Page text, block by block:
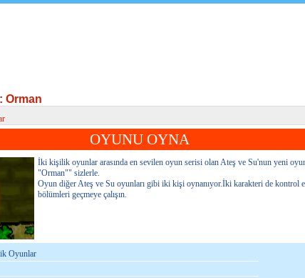
Orman
OYUNU OYNA
İki kişilik oyunlar arasında en sevilen oyun serisi olan Ateş ve Su'nun yeni
"Orman"" sizlerle.
Oyun diğer Ateş ve Su oyunları gibi iki kişi oynanıyor.İki karakteri de kontrol
bölümleri geçmeye çalışın.
Oyunlar